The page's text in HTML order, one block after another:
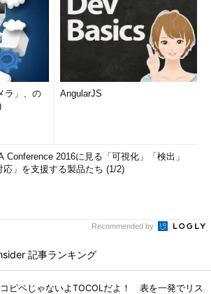
も当然作成される。
ィンドウ化したため、新しいIEのウィンド
る。また元のIEウィンドウからはタブが1つ
のIEウィンドウのタブの場所にドロップす
ように見える。
はタブをウィンドウにしたり、逆に（1つ
ウィンドウ）をタブとして別のIEのウィン
きるが、1つ制限がある。
めされたWebサイト（
うなサイトから派生したIE9のタブは、そ
じピン止めされたサイトなら、その子のタ
たり、マージしたりできる。まとめると次
ラ」、の
AngularJS
Conference 2016に見る「可視化」「検出」
応」を支援する製品たち (1/2)
Recommended by
記事ランキング
コピペじゃないよTOCOLだよ！ 表を一発でリス